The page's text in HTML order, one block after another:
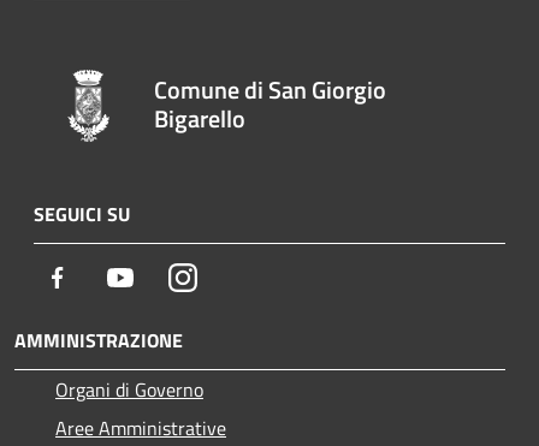
Comune di San Giorgio
Bigarello
SEGUICI SU
Facebook YoutubeInstagram
AMMINISTRAZIONE
Organi di Governo
Aree Amministrative